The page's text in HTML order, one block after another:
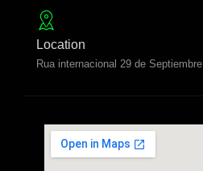
Location
Rua internacional 29 de Septiembre